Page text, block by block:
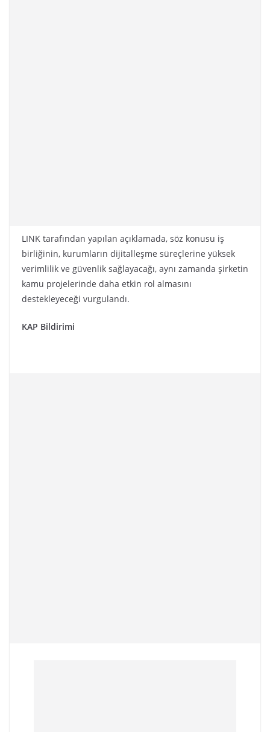
LINK tarafından yapılan açıklamada, söz konusu iş
birliğinin, kurumların dijitalleşme süreçlerine yüksek
verimlilik ve güvenlik sağlayacağı, aynı zamanda şirketin
kamu projelerinde daha etkin rol almasını
destekleyeceği vurgulandı.
KAP Bildirimi